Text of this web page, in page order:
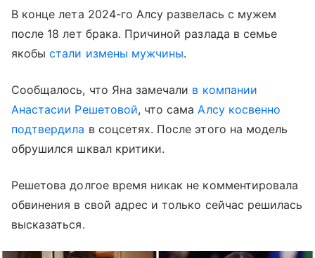
В конце лета 2024-го Алсу развелась с мужем
после 18 лет брака. Причиной разлада в семье
якобыстали измены мужчины.
Сообщалось, что Яна замечали в компании
Анастасии Решетовой, что самаАлсу косвенно
подтвердила в соцсетях. После этого на модель
обрушился шквал критики.
Решетова долгое время никак не комментировала
обвинения в свой адрес и только сейчас решилась
высказаться.